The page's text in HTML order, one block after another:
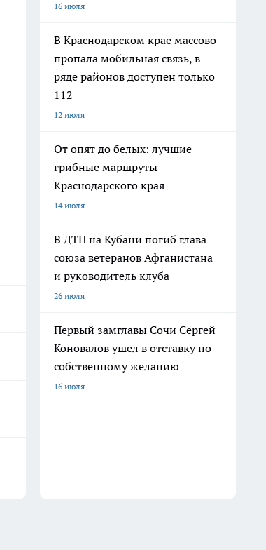
16 июля
В Краснодарском крае массово
пропала мобильная связь, в
ряде районов доступен только
112
12 июля
От опят до белых: лучшие
грибные маршруты
Краснодарского края
14 июля
В ДТП на Кубани погиб глава
союза ветеранов Афганистана
и руководитель клуба
26 июля
Первый замглавы Сочи Сергей
Коновалов ушел в отставку по
собственному желанию
16 июля